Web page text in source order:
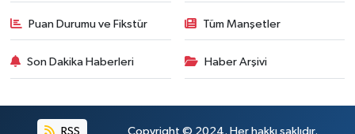
Puan Durumu ve Fikstür Tüm Manşetler
Son Dakika Haberleri Haber Arşivi
RSS Copyright © 2024. Her hakkı saklıdır.